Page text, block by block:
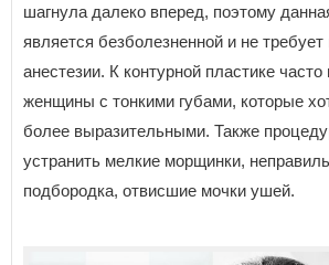
шагнула далеко вперед, поэтому
является безболезненной и не
анестезии. К контурной пластике часто
женщины с тонкими губами, которые
более выразительными. Также
устранить мелкие морщинки,
подбородка, отвисшие мочки ушей.